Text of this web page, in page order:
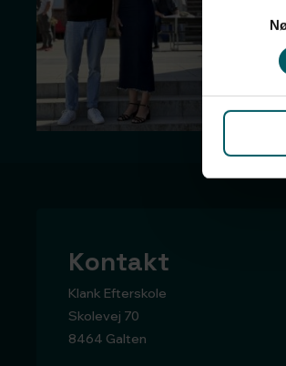
Kontakt
Klank Efterskole
Skolevej 70
8464 Galten